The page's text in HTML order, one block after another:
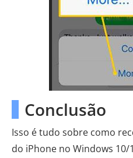
Conclusão
Isso é tudo sobre como
do iPhone no Windows